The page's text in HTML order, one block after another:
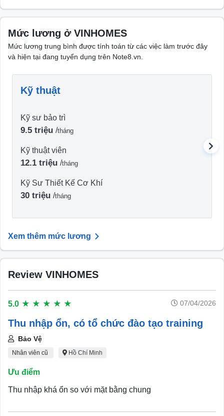
Mức lương ở VINHOMES
Mức lương trung bình được tính toán từ các việc làm trước đây
và hiện tại đang tuyển dụng trên Note8.vn.
Kỹ thuật
Kỹ sư bảo trì
9.5 triệu /tháng
Kỹ thuật viên
12.1 triệu /tháng
Kỹ Sư Thiết Kế Cơ Khí
30 triệu /tháng
Xem thêm mức lương
Review VINHOMES
5.0 ★ ★ ★ ★ ★ 07/04/2026
Thu nhập ổn, có tổ chức đào tạo training
Bảo Vệ
Nhân viên cũ Hồ Chí Minh
Ưu điểm
Thu nhập khá ổn so với mặt bằng chung